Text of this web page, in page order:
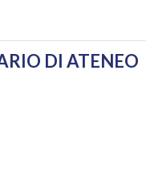
DI ATENEO